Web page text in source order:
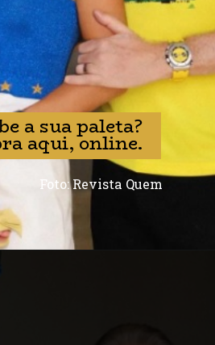
a sua paleta?
aqui, online.
Foto: Revista Quem